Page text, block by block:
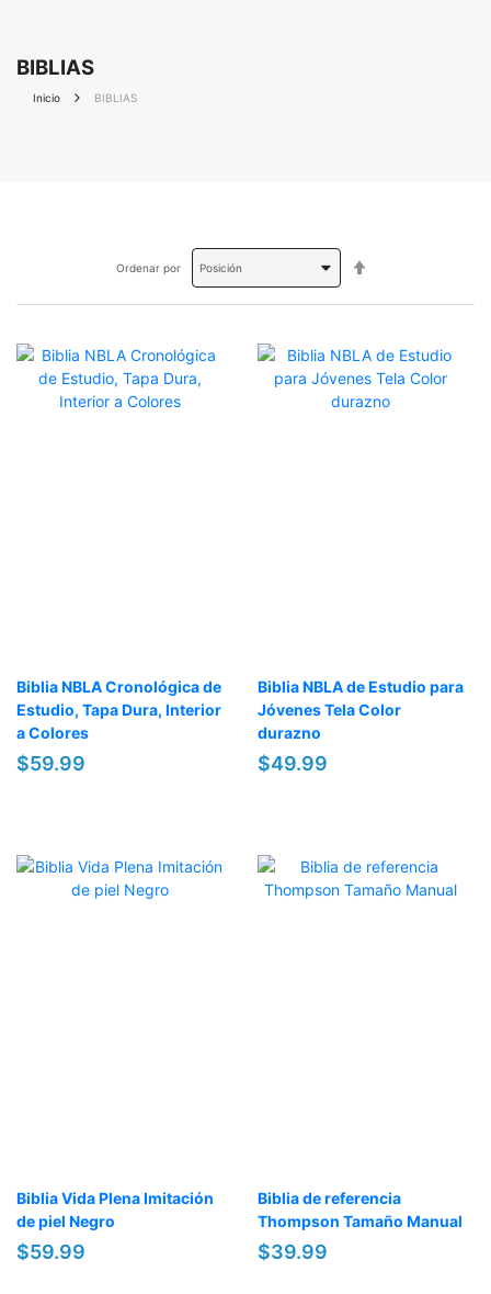
BIBLIAS
Inicio BIBLIAS
Ordenar por
Biblia NBLA Cronológica de
Estudio, Tapa Dura, Interior
a Colores
$59.99
Biblia NBLA de Estudio para
Jóvenes Tela Color
durazno
$49.99
Biblia Vida Plena Imitación
de piel Negro
$59.99
Biblia de referencia
Thompson Tamaño Manual
$39.99